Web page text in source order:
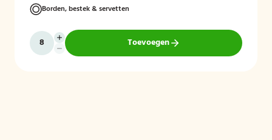
Borden, bestek & servetten
Toevoegen